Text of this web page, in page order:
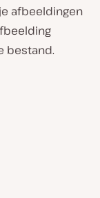
afbeeldingen
bestand.